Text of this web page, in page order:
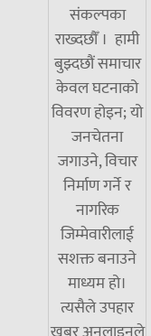
संकल्पका
राख्दछौँ । हामी
बुझ्दछौं समाचार
केवल घटनाको
विवरण होइन; यो
जनचेतना
जगाउने, विचार
निर्माण गर्ने र
नागरिक
जिम्मेवारीलाई
सशक्त बनाउने
माध्यम हो।
त्यसैले उपहार